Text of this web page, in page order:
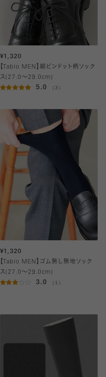
¥1,320
【Tabio MEN】綿ピンドット柄ソック
ス(27.0～29.0cm)
5.0 （3）
¥1,320
【Tabio MEN】ゴム無し無地ソック
ス(27.0～29.0cm)
3.0 （1）